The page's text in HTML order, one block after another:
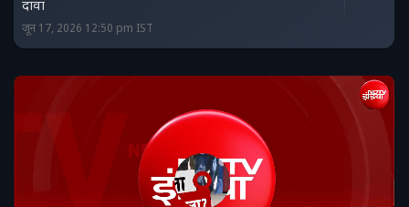
दावा
जून 17, 2026 12:50 pm IST